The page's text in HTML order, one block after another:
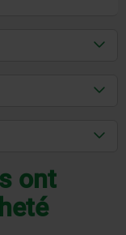
ont